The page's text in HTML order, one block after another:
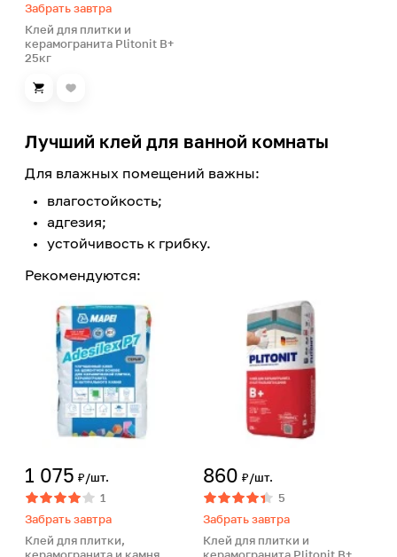
Забрать завтра
Клей для плитки и
керамогранита Plitonit В+
25кг
Лучший клей для ванной комнаты
Для влажных помещений важны:
влагостойкость;
адгезия;
устойчивость к грибку.
Рекомендуются:
1 075 ₽/шт.
1
Забрать завтра
Клей для плитки,
860 ₽/шт.
5
Забрать завтра
Клей для плитки и